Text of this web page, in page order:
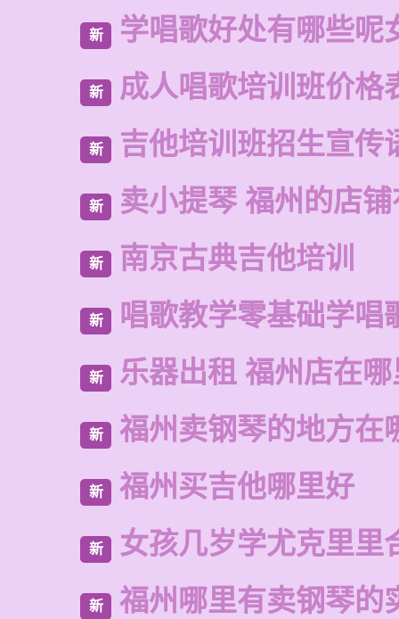
新 学唱歌好处有哪些呢
新 成人唱歌培训班价格
新 吉他培训班招生宣传
新 卖小提琴 福州的店
新 南京古典吉他培训
新 唱歌教学零基础学唱
新 乐器出租 福州店在
新 福州卖钢琴的地方在
新 福州买吉他哪里好
新 女孩几岁学尤克里里
新 福州哪里有卖钢琴的